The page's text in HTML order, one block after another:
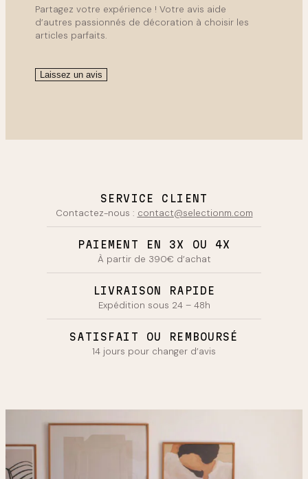
Partagez votre expérience ! Votre avis aide
d’autres passionnés de décoration à choisir les
articles parfaits.
Laissez un avis
SERVICE CLIENT
Contactez-nous : contact@selectionm.com
PAIEMENT EN 3X OU 4X
À partir de 390€ d’achat
LIVRAISON RAPIDE
Expédition sous 24 – 48h
SATISFAIT OU REMBOURSÉ
14 jours pour changer d’avis